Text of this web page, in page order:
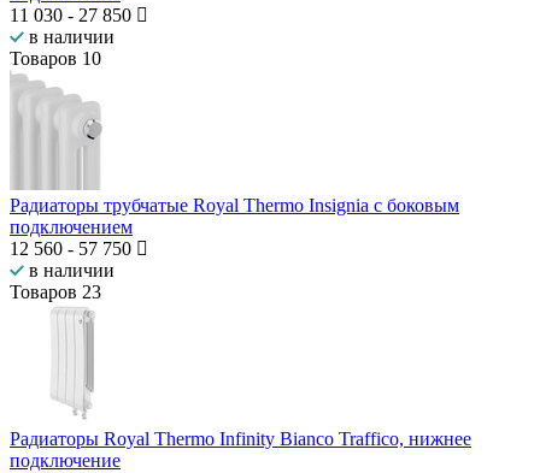
11 030 - 27 850
в наличии
Товаров 10
Радиаторы трубчатые Royal Thermo Insignia с боковым
подключением
12 560 - 57 750
в наличии
Товаров 23
Радиаторы Royal Thermo Infinity Bianco Traffico, нижнее
подключение